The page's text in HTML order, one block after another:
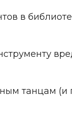
в
танцам (и